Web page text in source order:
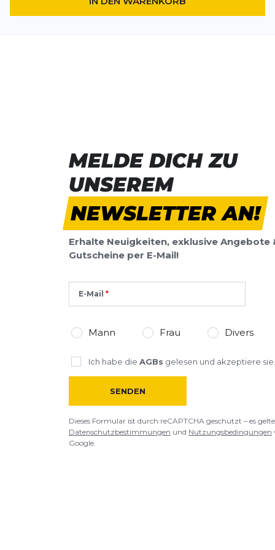
MELDE DICH ZU
UNSEREM
NEWSLETTER AN!
Erhalte Neuigkeiten, exklusive Angebote
Gutscheine per E-Mail!
E-Mail
Mann Frau Divers
Ich habe die AGBs gelesen und akzeptiere sie.
SENDEN
Dieses Formular ist durch reCAPTCHA geschützt – es
Datenschutzbestimmungen und Nutzungsbedingungen
Google.